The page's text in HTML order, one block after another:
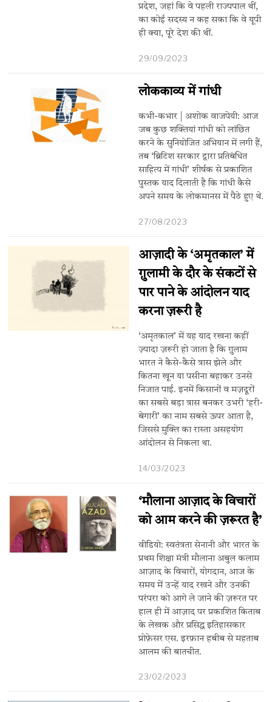
प्रदेश, जहां कि वे पहली राज्यपाल थीं,
का कोई सदस्य न कह सका कि वे यूपी
ही क्या, पूरे देश की थीं.
29/09/2023
लोककाव्य में गांधी
कभी-कभार | अशोक वाजपेयी: आज
जब कुछ शक्तियां गांधी को लांछित
करने के सुनियोजित अभियान में लगी हैं,
तब ‘ब्रिटिश सरकार द्वारा प्रतिबंधित
साहित्य में गांधी’ शीर्षक से प्रकाशित
पुस्तक याद दिलाती है कि गांधी कैसे
अपने समय के लोकमानस में पैठे हुए थे.
27/08/2023
आज़ादी के ‘अमृतकाल’ में
ग़ुलामी के दौर के संकटों से
पार पाने के आंदोलन याद
करना ज़रूरी है
‘अमृतकाल’ में यह याद रखना कहीं
ज़्यादा ज़रूरी हो जाता है कि ग़ुलाम
भारत ने कैसे-कैसे त्रास झेले और
कितना खून या पसीना बहाकर उनसे
निजात पाई. इनमें किसानों व मज़दूरों
का सबसे बड़ा त्रास बनकर उभरी ‘हरी-
बेगारी’ का नाम सबसे ऊपर आता है,
जिससे मुक्ति का रास्ता असहयोग
आंदोलन से निकला था.
14/03/2023
‘मौलाना आज़ाद के विचारों
को आम करने की ज़रूरत है’
वीडियो: स्वतंत्रता सेनानी और भारत के
प्रथम शिक्षा मंत्री मौलाना अबुल कलाम
आज़ाद के विचारों, योगदान, आज के
समय में उन्हें याद रखने और उनकी
परंपरा को आगे ले जाने की ज़रूरत पर
हाल ही में आज़ाद पर प्रकाशित किताब
के लेखक और प्रसिद्ध इतिहासकार
प्रोफ़ेसर एस. इरफ़ान हबीब से महताब
आलम की बातचीत.
23/02/2023